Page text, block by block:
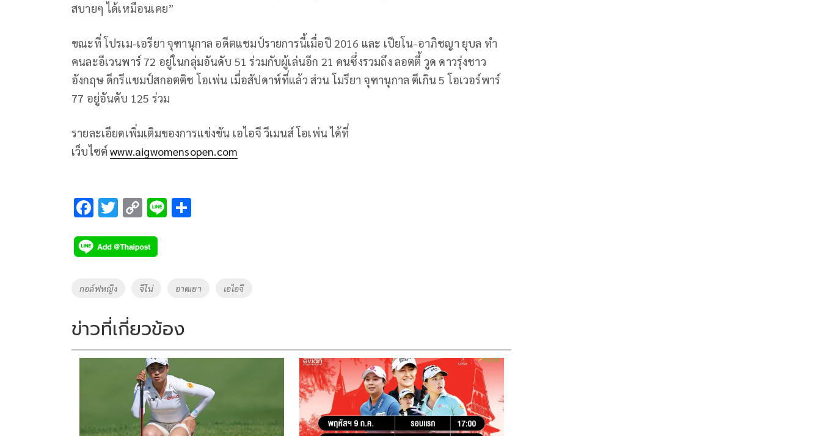
สบายๆ ได้เหมือนเคย”
ขณะที่ โปรเม-เอรียา จุฑานุกาล อดีตแชมป์รายการนี้เมื่อปี 2016 และ เปียโน-อาภิชญา ยุบล ทำ
คนละอีเวนพาร์ 72 อยู่ในกลุ่มอันดับ 51 ร่วมกับผู้เล่นอีก 21 คนซึ่งรวมถึง ลอตตี้ วูด ดาวรุ่งชาว
อังกฤษ ดีกรีแชมป์สกอตติช โอเพ่น เมื่อสัปดาห์ที่แล้ว ส่วน โมรียา จุฑานุกาล ตีเกิน 5 โอเวอร์พาร์
77 อยู่อันดับ 125 ร่วม
รายละเอียดเพิ่มเติมของการแข่งขัน เอไอจี วีเมนส์ โอเพ่น ได้ที่
เว็บไซต์www.aigwomensopen.com
F
e
b
o
k
T
tt
er
C
p
y
Li
k
Li
Tags
กอล์ฟหญิง จีโน่ อาฒยา เอไอจี
ข่าวที่เกี่ยวข้อง